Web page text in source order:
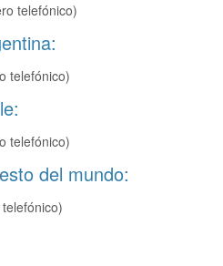
telefónico)
telefónico)
telefónico)
del mundo: